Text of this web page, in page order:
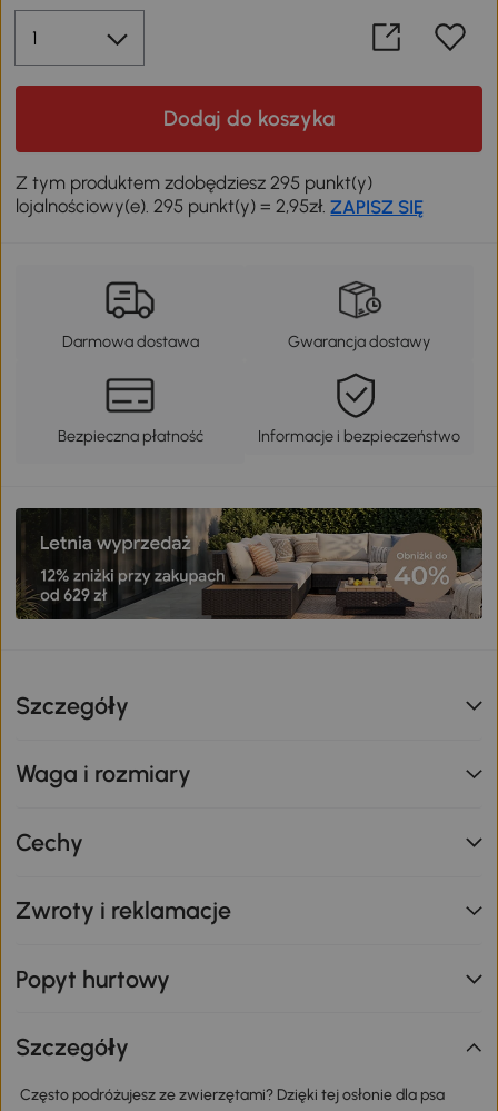
Dodaj do koszyka
Odkryj swój rabat
lojalnościowy(e). 295 punkt(y) = 2,95zł.
ZAPISZ SIĘ
Gwarancja dostawy
Bezpieczna płatność Informacje i bezpieczeństwo
Szczegóły
Waga i rozmiary
Cechy
Zwroty i reklamacje
Popyt hurtowy